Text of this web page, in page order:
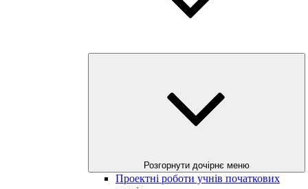
Розгорнути дочірнє меню
Проектні роботи учнів початкових